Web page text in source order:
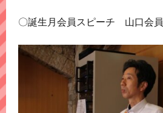
〇誕生月会員スピーチ 山口会員